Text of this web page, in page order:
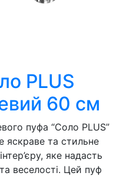
PLUS
60 см
пуфа “Соло PLUS”
яскраве та стильне
яке надасть
веселості. Цей пуф